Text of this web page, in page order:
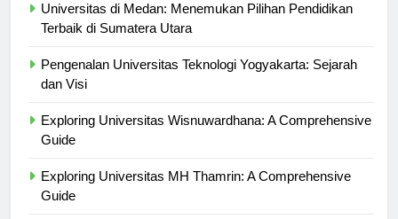
Universitas di Medan: Menemukan Pilihan Pendidikan
Pengenalan Universitas Teknologi Yogyakarta: Sejarah
Exploring Universitas Wisnuwardhana: A Comprehensive
Exploring Universitas MH Thamrin: A Comprehensive